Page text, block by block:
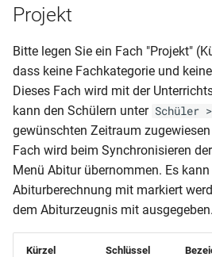
Projekt
Bitte legen Sie ein Fach "Projekt"
dass keine Fachkategorie und
Dieses Fach wird mit der
kann den Schülern unter Schüler
gewünschten Zeitraum
Fach wird beim Synchronisieren
Menü Abitur übernommen. Es
Abiturberechnung mit markiert
dem Abiturzeugnis mit ausgegeben.
Kürzel Schlüssel